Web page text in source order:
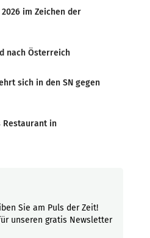
im Zeichen der
nach Österreich
sich in den SN gegen
Restaurant in
Sie am Puls der Zeit!
unseren gratis Newsletter